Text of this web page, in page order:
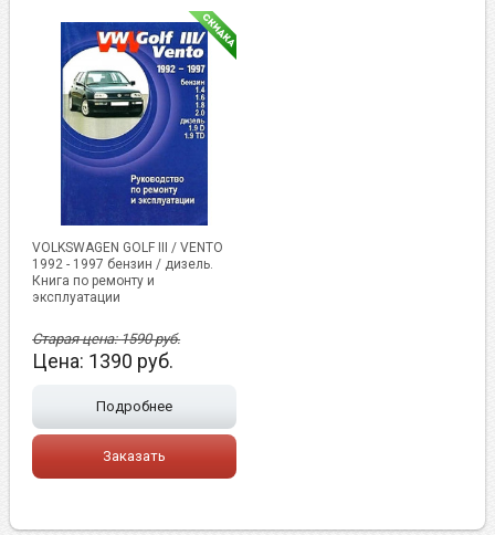
VOLKSWAGEN GOLF III / VENTO
1992 - 1997 бензин / дизель.
Книга по ремонту и
эксплуатации
Старая цена:1590руб.
Цена: 1390 руб.
Подробнее
Заказать